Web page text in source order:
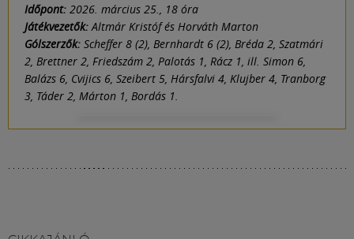
Időpont: 2026. március 25., 18 óra
Játékvezetők: Altmár Kristóf és Horváth Marton
Gólszerzők: Scheffer 8 (2), Bernhardt 6 (2), Bréda 2, Szatmári
2, Brettner 2, Friedszám 2, Palotás 1, Rácz 1, ill. Simon 6,
Balázs 6, Cvijics 6, Szeibert 5, Hársfalvi 4, Klujber 4, Tranborg
3, Táder 2, Márton 1, Bordás 1.